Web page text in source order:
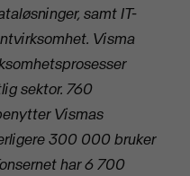
samt IT-
Visma
sektor. 760
Vismas
300 000 bruker
har 6 700